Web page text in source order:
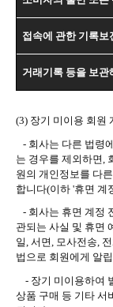
접속에 관한 기록보
거래기록 등을 보관
(3) 장기 미이용 회원
- 회사는 다른 법령
는 경우를 제외하면
원의 개인정보를 다
합니다(이하 '휴면 계
- 회사는 휴면 계정
관되는 사실 및 휴면
일, 서면, 모사전송,
법으로 회원에게 알
- 장기 미이용하여
상품 구매 등 기타 서